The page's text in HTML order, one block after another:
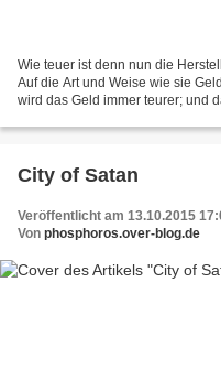
Wie teuer ist denn nun die
Auf die Art und Weise wie sie
wird das Geld immer teurer; und
City of Satan
Veröffentlicht am 13.10.2015
Von phosphoros.over-blog.de